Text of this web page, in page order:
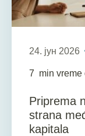
24. јун 2026
7 min vreme
Priprema
strana
kapitala